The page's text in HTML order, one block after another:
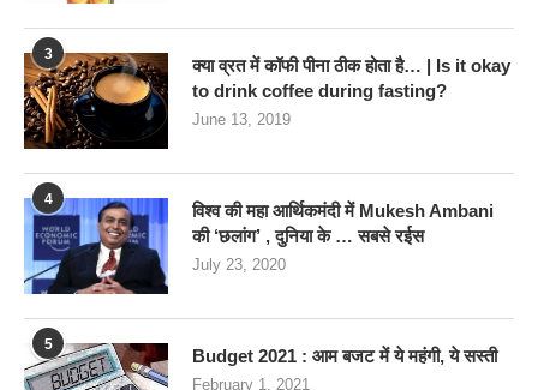
3
क्या व्रत में कॉफी पीना ठीक होता है… | Is it okay
to drink coffee during fasting?
June 13, 2019
4
विश्व की महा आर्थिकमंदी में Mukesh Ambani
की ‘छलांग’ , दुनिया के … सबसे रईस
July 23, 2020
5
Budget 2021 : आम बजट में ये महंगी, ये सस्‍ती
February 1, 2021